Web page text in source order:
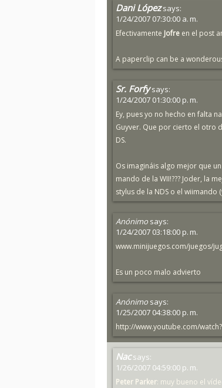
Dani López says:
1/24/2007 07:30:00 a. m.
Efectivamente Jofre en el post
A paperclip can be a
Sr. Forfy says:
1/24/2007 01:30:00 p. m.
Ey, pues yo no hecho en falta
Guyver. Que por cierto el otro
DS.
Os imagináis algo mejor que
mando de la WII!??? Joder, la
stylus de la NDS o el wiimando
Anónimo says:
1/24/2007 03:18:00 p. m.
www.minijuegos.com/juegos/
Es un poco malo advierto
Anónimo says:
1/25/2007 04:38:00 p. m.
http://www.youtube.com/
Nac says:
1/26/2007 04:59:00 p. m.
Peter Parker: muy bueno el